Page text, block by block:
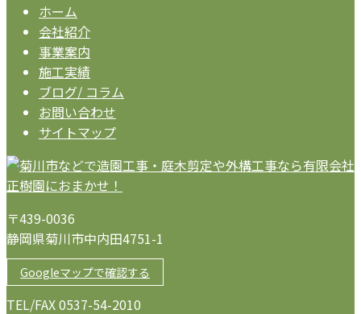
ホーム
会社紹介
事業案内
施工実績
ブログ/ コラム
お問い合わせ
サイトマップ
〒439-0036
静岡県菊川市中内田4751-1
Googleマップで確認する
TEL/FAX 0537-54-2010